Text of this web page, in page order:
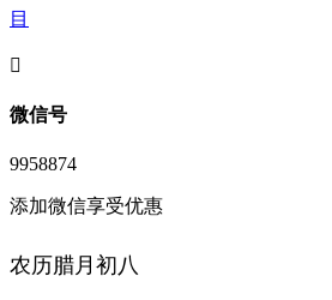
目
󦘖
微信号
9958874
添加微信享受优惠
农历腊月初八